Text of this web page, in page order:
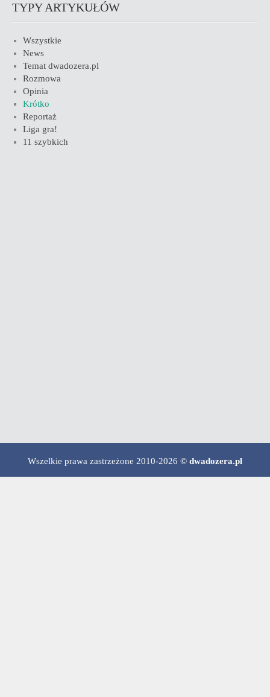
TYPY ARTYKUŁÓW
Wszystkie
News
Temat dwadozera.pl
Rozmowa
Opinia
Krótko
Reportaż
Liga gra!
11 szybkich
Wszelkie prawa zastrzeżone 2010-2026 © dwadozera.pl